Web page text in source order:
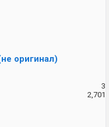
оригинал)
3
2,701